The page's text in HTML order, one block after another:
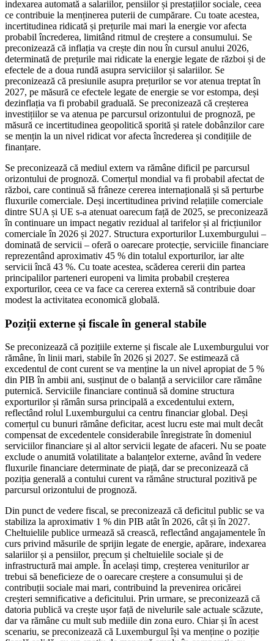
indexarea automată a salariilor, pensiilor și prestațiilor sociale, ceea
ce contribuie la menținerea puterii de cumpărare. Cu toate acestea,
incertitudinea ridicată și prețurile mai mari la energie vor afecta
probabil încrederea, limitând ritmul de creștere a consumului. Se
preconizează că inflația va crește din nou în cursul anului 2026,
determinată de prețurile mai ridicate la energie legate de război și de
efectele de a doua rundă asupra serviciilor și salariilor. Se
preconizează că presiunile asupra prețurilor se vor atenua treptat în
2027, pe măsură ce efectele legate de energie se vor estompa, deși
dezinflația va fi probabil graduală. Se preconizează că creșterea
investițiilor se va atenua pe parcursul orizontului de prognoză, pe
măsură ce incertitudinea geopolitică sporită și ratele dobânzilor care
se mențin la un nivel ridicat vor afecta încrederea și condițiile de
finanțare.
Se preconizează că mediul extern va rămâne dificil pe parcursul
orizontului de prognoză. Comerțul mondial va fi probabil afectat de
război, care continuă să frâneze cererea internațională și să perturbe
fluxurile comerciale. Deși incertitudinea privind relațiile comerciale
dintre SUA și UE s-a atenuat oarecum față de 2025, se preconizează
în continuare un impact negativ rezidual al tarifelor și al fricțiunilor
comerciale în 2026 și 2027. Structura exporturilor Luxemburgului –
dominată de servicii – oferă o oarecare protecție, serviciile financiare
reprezentând aproximativ 45 % din totalul exporturilor, iar alte
servicii încă 43 %. Cu toate acestea, scăderea cererii din partea
principalilor parteneri europeni va limita probabil creșterea
exporturilor, ceea ce va face ca cererea externă să contribuie doar
modest la activitatea economică globală.
Poziții externe și fiscale în general stabile
Se preconizează că pozițiile externe și fiscale ale Luxemburgului vor
rămâne, în linii mari, stabile în 2026 și 2027. Se estimează că
excedentul de cont curent se va menține la un nivel apropiat de 5 %
din PIB în ambii ani, susținut de o balanță a serviciilor care rămâne
puternică. Serviciile financiare continuă să domine structura
exporturilor și rămân sursa principală a excedentului extern,
reflectând rolul Luxemburgului ca centru financiar global. Deși
comerțul cu bunuri rămâne deficitar, acest lucru este mai mult decât
compensat de excedentele considerabile înregistrate în domeniul
serviciilor financiare și al altor servicii legate de afaceri. Nu se poate
exclude o anumită volatilitate a balanțelor externe, având în vedere
fluxurile financiare determinate de piață, dar se preconizează că
poziția generală a contului curent va rămâne structural pozitivă pe
parcursul orizontului de prognoză.
Din punct de vedere fiscal, se preconizează că deficitul public se va
stabiliza la aproximativ 1 % din PIB atât în 2026, cât și în 2027.
Cheltuielile publice urmează să crească, reflectând angajamentele în
curs privind măsurile de sprijin legate de energie, apărare, indexarea
salariilor și a pensiilor, precum și cheltuielile sociale și de
infrastructură mai ample. În același timp, creșterea veniturilor ar
trebui să beneficieze de o oarecare creștere a consumului și de
contribuții sociale mai mari, contribuind la prevenirea oricărei
creșteri semnificative a deficitului. Prin urmare, se preconizează că
datoria publică va crește ușor față de nivelurile sale actuale scăzute,
dar va rămâne cu mult sub mediile din zona euro. Chiar și în acest
scenariu, se preconizează că Luxemburgul își va menține o poziție